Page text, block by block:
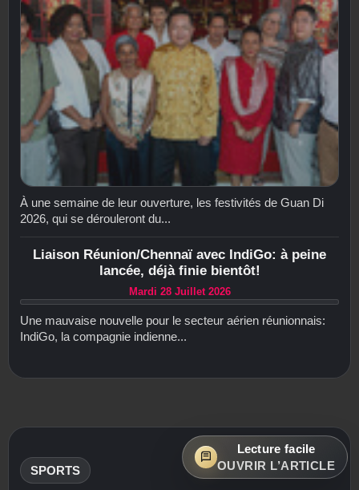
À une semaine de leur ouverture, les festivités de Guan Di
2026, qui se dérouleront du...
Liaison Réunion/Chennaï avec IndiGo: à peine
lancée, déjà finie bientôt!
Mardi 28 Juillet 2026
Une mauvaise nouvelle pour le secteur aérien réunionnais:
IndiGo, la compagnie indienne...
SPORTS
Lecture facile
OUVRIR L’ARTICLE